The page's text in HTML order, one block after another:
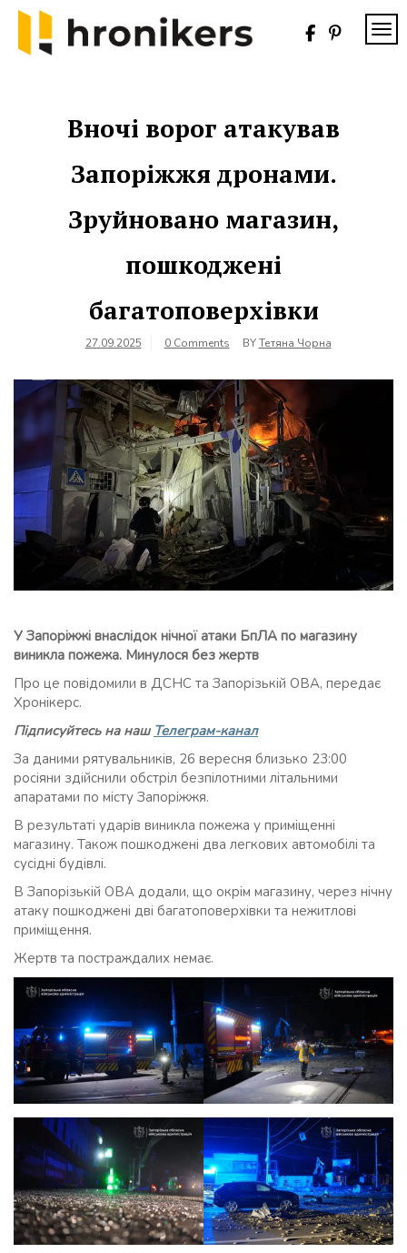
Skip
content
Вночі ворог атакував
Запоріжжя дронами.
Зруйновано магазин,
пошкоджені
багатоповерхівки
27.09.2025 0 Comments BYТетяна Чорна
У Запоріжжі внаслідок нічної атаки БпЛА по магазину
виникла пожежа. Минулося без жертв
Про це повідомили в ДСНС та Запорізькій ОВА, передає
Хронікерс.
Підписуйтесь на наш Телеграм-канал
За даними рятувальників, 26 вересня близько 23:00
росіяни здійснили обстріл безпілотними літальними
апаратами по місту Запоріжжя.
В результаті ударів виникла пожежа у приміщенні
магазину. Також пошкоджені два легкових автомобілі та
сусідні будівлі.
В Запорізькій ОВА додали, що окрім магазину, через нічну
атаку пошкоджені дві багатоповерхівки та нежитлові
приміщення.
Жертв та постраждалих немає.